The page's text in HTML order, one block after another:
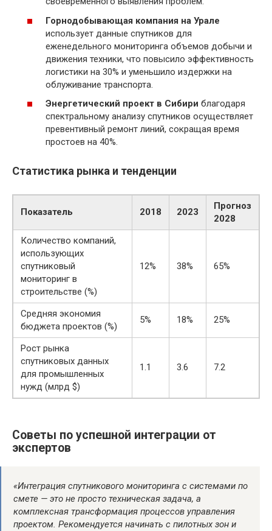
Горнодобывающая компания на Урале
использует данные спутников для
еженедельного мониторинга объемов добычи и
движения техники, что повысило эффективность
логистики на 30% и уменьшило издержки на
облуживание транспорта.
Энергетический проект в Сибири благодаря
спектральному анализу спутников осуществляет
превентивный ремонт линий, сокращая время
простоев на 40%.
Статистика рынка и тенденции
Показатель 2018 2023
Прогноз
2028
Количество компаний,
использующих
спутниковый
мониторинг в
строительстве (%)
12% 38% 65%
Средняя экономия
бюджета проектов (%)
5% 18% 25%
Рост рынка
спутниковых данных
для промышленных
нужд (млрд $)
1.1 3.6 7.2
Советы по успешной интеграции от
экспертов
«Интеграция спутникового мониторинга с системами по
смете — это не просто техническая задача, а
комплексная трансформация процессов управления
проектом. Рекомендуется начинать с пилотных зон и